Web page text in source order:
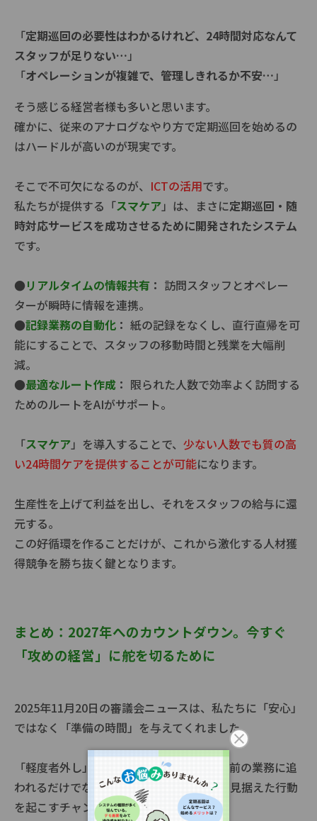
「定期巡回の必要性はわかるけれど、24時間対応なんて
スタッフが足りない…」
「オペレーションが複雑で、管理しきれるか不安…」
そう感じる経営者様も多いと思います。
確かに、従来のアナログなやり方で定期巡回を始めるの
はハードルが高いのが現実です。
そこで不可欠になるのが、 ICTの活用です。
私たちが提供する「スマケア」は、まさに定期巡回・随
時対応サービスを成功させるために開発されたシステム
です。
●リアルタイムの情報共有 ： 訪問スタッフとオペレー
ターが瞬時に情報を連携。
●記録業務の自動化 ： 紙の記録をなくし、直行直帰を可
能にすることで、スタッフの移動時間と残業を大幅削
減。
●最適なルート作成 ： 限られた人数で効率よく訪問する
ためのルートをAIがサポート。
「スマケア」を導入することで、 少ない人数でも質の高
い24時間ケアを提供することが可能になります。
生産性を上げて利益を出し、それをスタッフの給与に還
元する。
この好循環を作ることだけが、これから激化する人材獲
得競争を勝ち抜く鍵となります。
まとめ：2027年へのカウントダウン。今すぐ
「攻めの経営」に舵を切るために
2025年11月20日の審議会ニュースは、私たちに「安心」
ではなく「準備の時間」を与えてくれました。
「軽度者外し」が見送られた今こそ、目の前の業務に追
われるだけでなく、3年後、5年後の未来を見据えた行動
を起こすチャンスです。